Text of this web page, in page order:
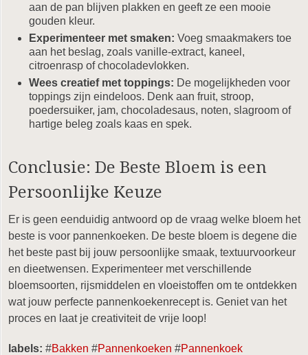
aan de pan blijven plakken en geeft ze een mooie
gouden kleur.
Experimenteer met smaken: Voeg smaakmakers toe
aan het beslag, zoals vanille-extract, kaneel,
citroenrasp of chocoladevlokken.
Wees creatief met toppings: De mogelijkheden voor
toppings zijn eindeloos. Denk aan fruit, stroop,
poedersuiker, jam, chocoladesaus, noten, slagroom of
hartige beleg zoals kaas en spek.
Conclusie: De Beste Bloem is een
Persoonlijke Keuze
Er is geen eenduidig antwoord op de vraag welke bloem het
beste is voor pannenkoeken. De beste bloem is degene die
het beste past bij jouw persoonlijke smaak, textuurvoorkeur
en dieetwensen. Experimenteer met verschillende
bloemsoorten, rijsmiddelen en vloeistoffen om te ontdekken
wat jouw perfecte pannenkoekenrecept is. Geniet van het
proces en laat je creativiteit de vrije loop!
labels: #Bakken #Pannenkoeken #Pannenkoek